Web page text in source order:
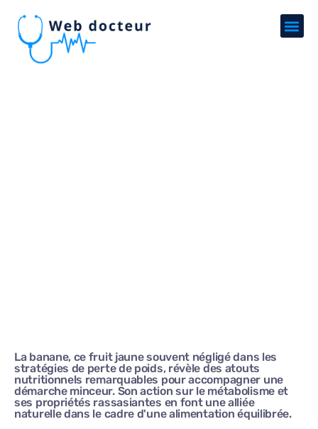
La banane, ce fruit jaune souvent négligé dans les
stratégies de perte de poids, révèle des atouts
nutritionnels remarquables pour accompagner une
démarche minceur. Son action sur le métabolisme et
ses propriétés rassasiantes en font une alliée
naturelle dans le cadre d'une alimentation équilibrée.